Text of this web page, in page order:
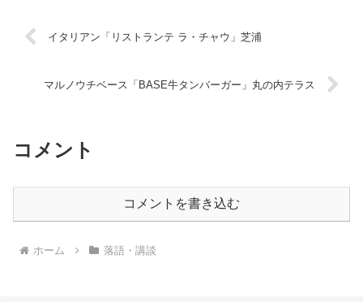
イタリアン「リストランテ ラ・チャウ」芝浦
マルノウチベース「BASE牛タンバーガー」丸の内テラス
コメント
コメントを書き込む
ホーム 落語・講談